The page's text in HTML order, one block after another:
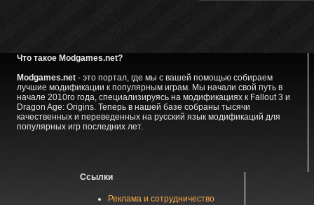
Что такое Modgames.net?
Modgames.net- это портал, где мы с вашей помощью собираем
лучшие модификации к популярным играм. Мы начали свой путь в
начале 2010го года, специализируясь на модификациях к Fallout 3 и
Dragon Age: Origins. Теперь в нашей базе собраны тысячи
качественных и переведенных на русский язык модификаций для
популярных игр последних лет.
Ссылки
Реклама и сотрудничество